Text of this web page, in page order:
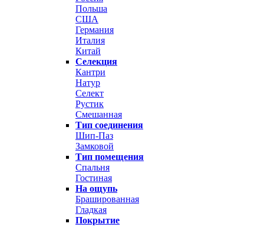
Польша
США
Германия
Италия
Китай
Селекция
Кантри
Натур
Селект
Рустик
Смешанная
Тип соединения
Шип-Паз
Замковой
Тип помещения
Спальня
Гостиная
На ощупь
Брашированная
Гладкая
Покрытие